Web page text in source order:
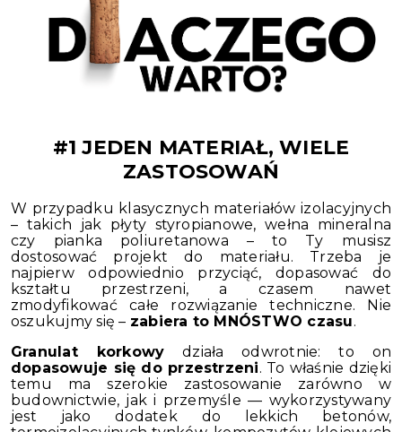
#1 JEDEN MATERIAŁ, WIELE
ZASTOSOWAŃ
W przypadku klasycznych materiałów izolacyjnych
– takich jak płyty styropianowe, wełna mineralna
czy pianka poliuretanowa – to Ty musisz
dostosować projekt do materiału. Trzeba je
najpierw odpowiednio przyciąć, dopasować do
kształtu przestrzeni, a czasem nawet
zmodyfikować całe rozwiązanie techniczne. Nie
oszukujmy się – zabiera to MNÓSTWO czasu.
Granulat korkowy działa odwrotnie: to on
dopasowuje się do przestrzeni. To właśnie dzięki
temu ma szerokie zastosowanie zarówno w
budownictwie, jak i przemyśle — wykorzystywany
jest jako dodatek do lekkich betonów,